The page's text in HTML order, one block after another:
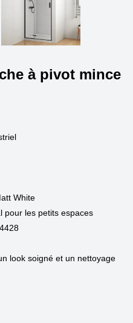
à pivot mince
White
pour les petits espaces
look soigné et un nettoyage